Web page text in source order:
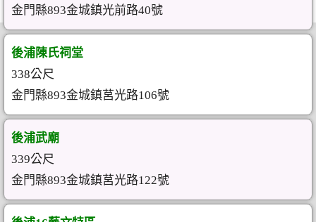
金門縣893金城鎮光前路40號
後浦陳氏祠堂
338公尺
金門縣893金城鎮莒光路106號
後浦武廟
339公尺
金門縣893金城鎮莒光路122號